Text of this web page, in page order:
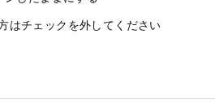
はチェックを外してください